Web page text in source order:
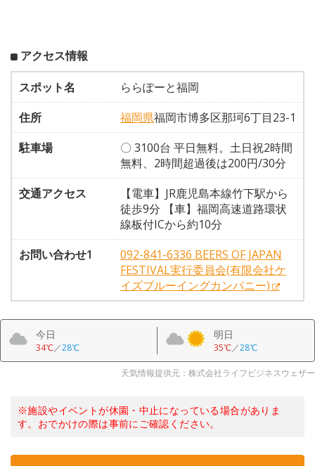
アクセス情報
スポット名
ららぽーと福岡
住所
福岡県福岡市博多区那珂6丁目23-1
駐車場
〇 3100台 平日無料。土日祝2時間
無料、2時間超過後は200円/30分
交通アクセス
【電車】JR鹿児島本線竹下駅から
徒歩9分 【車】福岡高速道路環状
線板付ICから約10分
お問い合わせ1
092-841-6336 BEERS OF JAPAN
FESTIVAL実行委員会(有限会社ケ
イズブルーイングカンパニー)
今日
34℃／28℃
明日
35℃／28℃
天気情報提供元：株式会社ライフビジネスウェザー
※施設やイベントが休園・中止になっている場合がありま
す。おでかけの際は事前にご確認ください。